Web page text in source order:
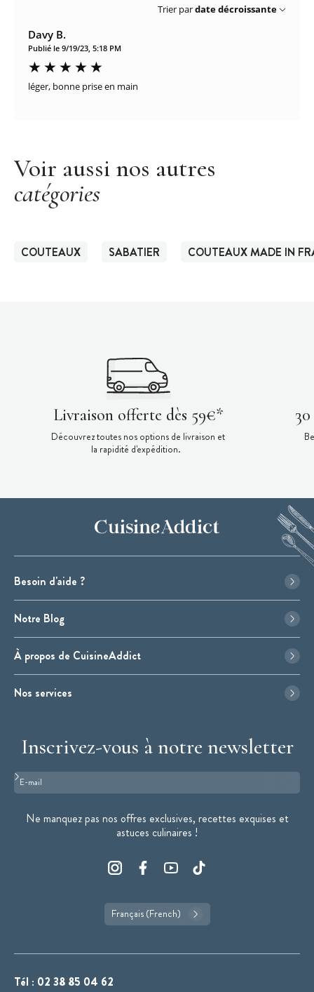
Trier pardate décroissante
Davy B.
Publié le 9/19/23, 5:18 PM
léger, bonne prise en main
Voir aussi nos autres
catégories
COUTEAUX SABATIER COUTEAUX MADE IN
Livraison offerte dès 59€*
Découvrez toutes nos options de livraison et
la rapidité d'expédition.
Besoin d'aide ?
Notre Blog
À propos de CuisineAddict
Nos services
Inscrivez-vous à notre newsletter
Format : adresse@email.com
Ne manquez pas nos offres exclusives, recettes exquises et
astuces culinaires !
Français (French)
Tél : 02 38 85 04 62